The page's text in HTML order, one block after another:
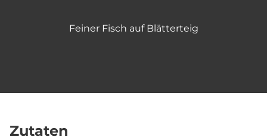
Feiner Fisch auf Blätterteig
Zutaten